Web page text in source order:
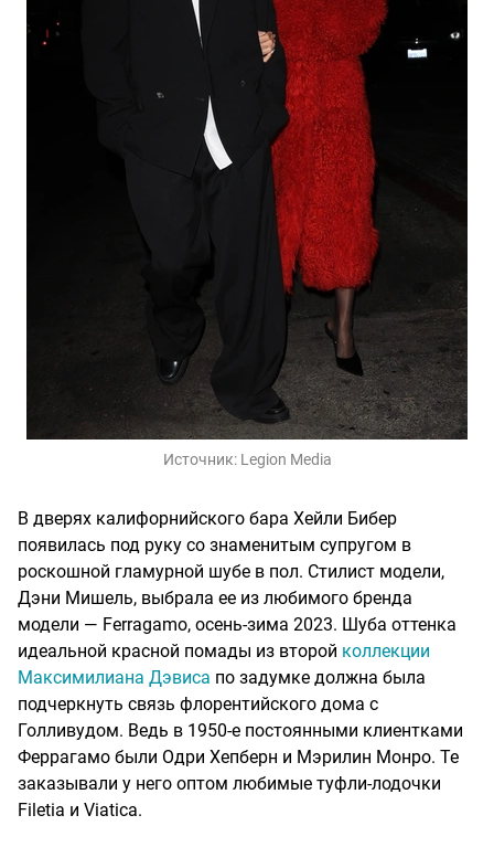
Источник: Legion Media
В дверях калифорнийского бара Хейли Бибер
появилась под руку со знаменитым супругом в
роскошной гламурной шубе в пол. Стилист модели,
Дэни Мишель, выбрала ее из любимого бренда
модели — Ferragamo, осень-зима 2023. Шуба оттенка
идеальной красной помады из второй коллекции
Максимилиана Дэвиса по задумке должна была
подчеркнуть связь флорентийского дома с
Голливудом. Ведь в 1950-е постоянными клиентками
Феррагамо были Одри Хепберн и Мэрилин Монро. Те
заказывали у него оптом любимые туфли-лодочки
Filetia и Viatica.